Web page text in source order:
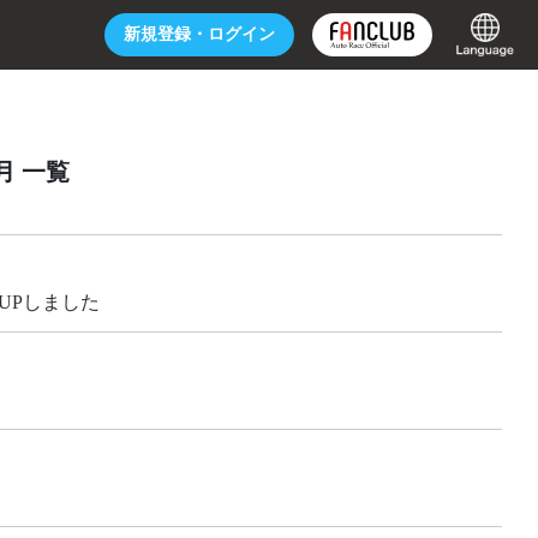
新規登録・ ログイン
一覧
しました